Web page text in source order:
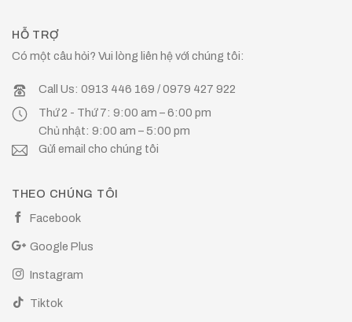
HỖ TRỢ
Có một câu hỏi? Vui lòng liên hệ với chúng tôi:
Call Us: 0913 446 169 / 0979 427 922
Thứ 2 - Thứ 7: 9:00 am – 6:00 pm
Chủ nhật: 9:00 am – 5:00 pm
Gửi email cho chúng tôi
THEO CHÚNG TÔI
Facebook
Google Plus
Instagram
Tiktok